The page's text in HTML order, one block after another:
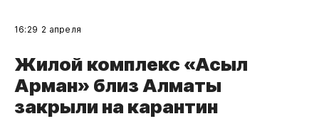
16:29 2 апреля
Жилой комплекс «Асыл
Арман» близ Алматы
закрыли на карантин